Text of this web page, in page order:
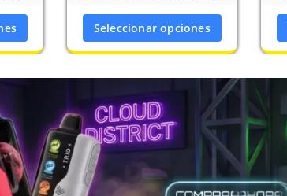
Seleccionar opciones